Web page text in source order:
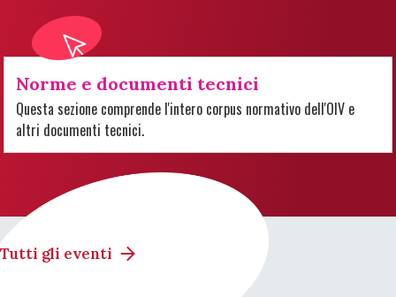
Norme e documenti tecnici
Questa sezione comprende l'intero corpus normativo dell'OIV e
altri documenti tecnici.
Tutti gli eventi